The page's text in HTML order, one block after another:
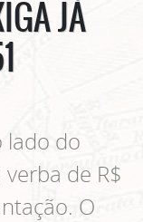
JÁ
lado do
de R$
O